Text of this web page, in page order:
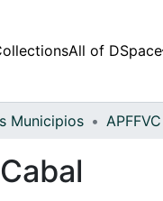
All of DSpace
Municipios